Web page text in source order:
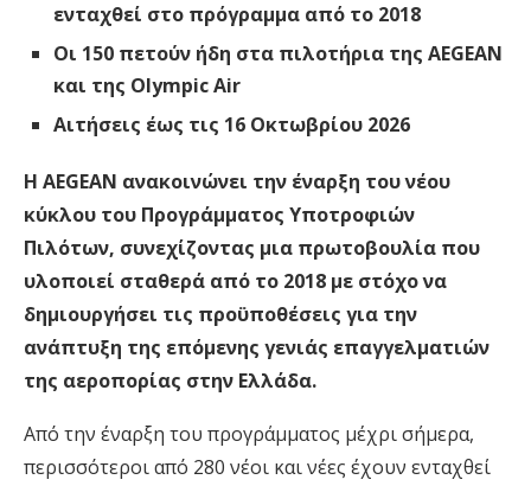
ενταχθεί στο πρόγραμμα από το 2018
Οι 150 πετούν ήδη στα πιλοτήρια της AEGEAN
και της Olympic Air
Αιτήσεις έως τις 16 Οκτωβρίου 2026
Η AEGEAN ανακοινώνει την έναρξη του νέου
κύκλου του Προγράμματος Υποτροφιών
Πιλότων, συνεχίζοντας μια πρωτοβουλία που
υλοποιεί σταθερά από το 2018 με στόχο να
δημιουργήσει τις προϋποθέσεις για την
ανάπτυξη της επόμενης γενιάς επαγγελματιών
της αεροπορίας στην Ελλάδα.
Από την έναρξη του προγράμματος μέχρι σήμερα,
περισσότεροι από 280 νέοι και νέες έχουν ενταχθεί